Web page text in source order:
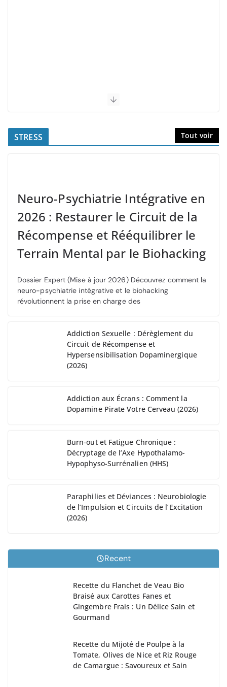
STRESS Tout voir
Neuro-Psychiatrie Intégrative en
2026 : Restaurer le Circuit de la
Récompense et Rééquilibrer le
Terrain Mental par le Biohacking
Dossier Expert (Mise à jour 2026) Découvrez comment la
neuro-psychiatrie intégrative et le biohacking
révolutionnent la prise en charge des
Addiction Sexuelle : Dérèglement du
Circuit de Récompense et
Hypersensibilisation Dopaminergique
(2026)
Addiction aux Écrans : Comment la
Dopamine Pirate Votre Cerveau (2026)
Burn-out et Fatigue Chronique :
Décryptage de l’Axe Hypothalamo-
Hypophyso-Surrénalien (HHS)
Paraphilies et Déviances : Neurobiologie
de l’Impulsion et Circuits de l’Excitation
(2026)
Recent
Recette du Flanchet de Veau Bio
Braisé aux Carottes Fanes et
Gingembre Frais : Un Délice Sain et
Gourmand
Recette du Mijoté de Poulpe à la
Tomate, Olives de Nice et Riz Rouge
de Camargue : Savoureux et Sain